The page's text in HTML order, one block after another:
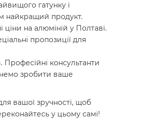
гатунку і
найкращий продукт.
на алюміній у Полтаві.
пропозиції для
консультанти
зробити ваше
вашої зручності, щоб
у цьому самі!